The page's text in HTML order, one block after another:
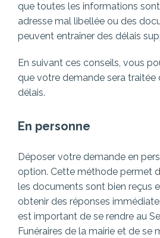
que toutes les informations
adresse mal libellée ou des
peuvent entraîner des délais
En suivant ces conseils, vous
que votre demande sera traitée
délais.
En personne
Déposer votre demande en
option. Cette méthode permet
les documents sont bien reçus
obtenir des réponses
est important de se rendre au
Funéraires de la mairie et de se